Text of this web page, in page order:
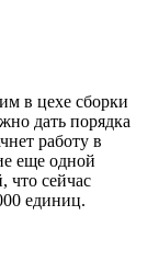
в цехе сборки
дать порядка
работу в
еще одной
что сейчас
единиц.